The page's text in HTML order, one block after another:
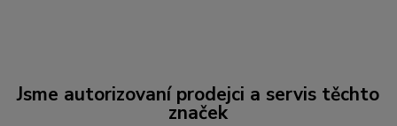
Jsme autorizovaní prodejci a servis těchto
značek